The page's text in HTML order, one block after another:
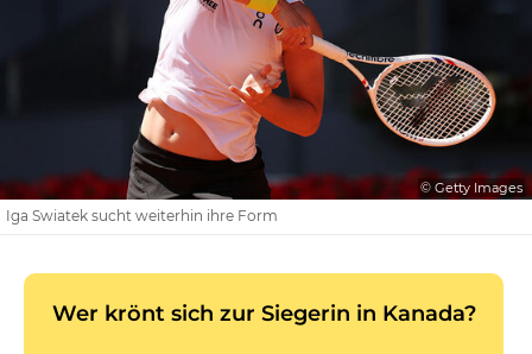
© Getty Images
Iga Swiatek sucht weiterhin ihre Form